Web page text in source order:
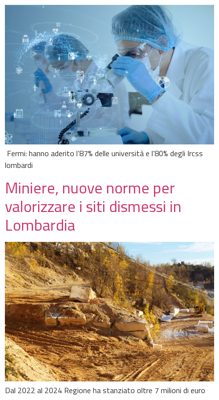
Fermi: hanno aderito l’87% delle università e l’80% degli Ircss
lombardi
Miniere, nuove norme per
valorizzare i siti dismessi in
Lombardia
Dal 2022 al 2024 Regione ha stanziato oltre 7 milioni di euro